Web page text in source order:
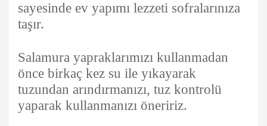
sayesinde ev yapımı lezzeti sofralarınıza
taşır.
Salamura yapraklarımızı kullanmadan
önce birkaç kez su ile yıkayarak
tuzundan arındırmanızı, tuz kontrolü
yaparak kullanmanızı öneririz.